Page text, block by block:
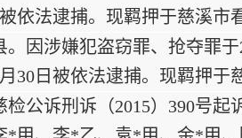
依法逮捕。现羁押于慈溪市
因涉嫌犯盗窃罪、抢夺罪于
30日被依法逮捕。现羁押于
公诉刑诉（2015）390号起